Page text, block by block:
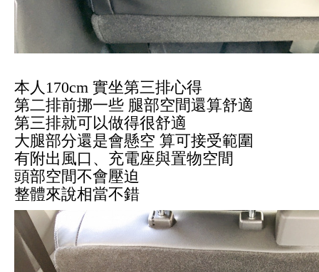
本人170cm 實坐第三排心得
第二排前挪一些 腿部空間還算舒適
第三排就可以做得很舒適
大腿部分還是會懸空 算可接受範圍
有附出風口、充電座與置物空間
頭部空間不會壓迫
整體來說相當不錯